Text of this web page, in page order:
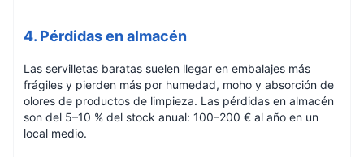
4. Pérdidas en almacén
Las servilletas baratas suelen llegar en embalajes más
frágiles y pierden más por humedad, moho y absorción de
olores de productos de limpieza. Las pérdidas en almacén
son del 5–10 % del stock anual: 100–200 € al año en un
local medio.